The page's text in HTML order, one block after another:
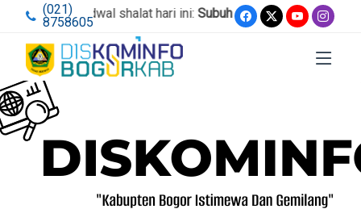
(021)
8758605
Jadwal shalat hari ini:Subuh 04:45,Dzuhur 12:02